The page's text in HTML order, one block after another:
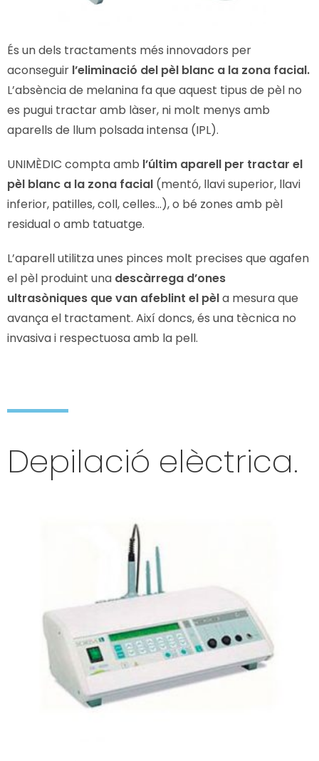
És un dels tractaments més innovadors per
aconseguir l’eliminació del pèl blanc a la zona facial.
L’absència de melanina fa que aquest tipus de pèl no
es pugui tractar amb làser, ni molt menys amb
aparells de llum polsada intensa (IPL).
UNIMÈDIC compta amb l’últim aparell per tractar el
pèl blanc a la zona facial (mentó, llavi superior, llavi
inferior, patilles, coll, celles…), o bé zones amb pèl
residual o amb tatuatge.
L’aparell utilitza unes pinces molt precises que agafen
el pèl produint una descàrrega d’ones
ultrasòniques que van afeblint el pèla mesura que
avança el tractament. Així doncs, és una tècnica no
invasiva i respectuosa amb la pell.
Depilació elèctrica.